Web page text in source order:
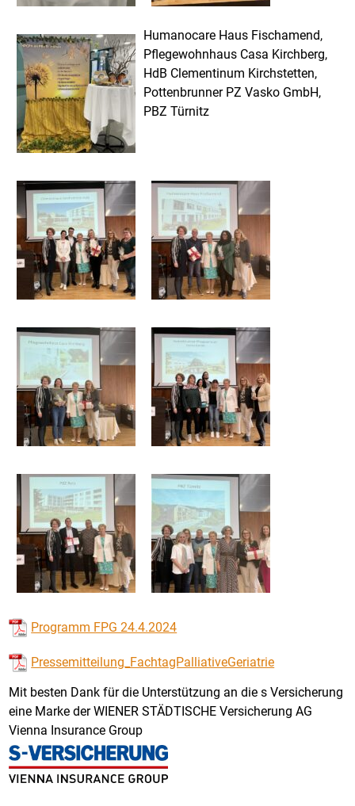
Humanocare Haus Fischamend,
Pflegewohnhaus Casa Kirchberg,
HdB Clementinum Kirchstetten,
Pottenbrunner PZ Vasko GmbH,
PBZ Türnitz
Programm FPG 24.4.2024
Pressemitteilung_FachtagPalliativeGeriatrie
Mit besten Dank für die Unterstützung an die s Versicherung
eine Marke der WIENER STÄDTISCHE Versicherung AG
Vienna Insurance Group